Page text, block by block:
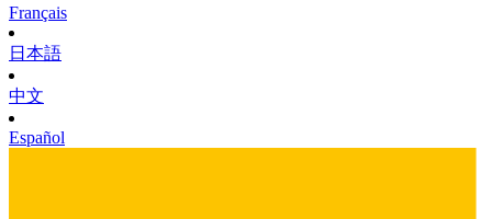
Français
日本語
中文
Español